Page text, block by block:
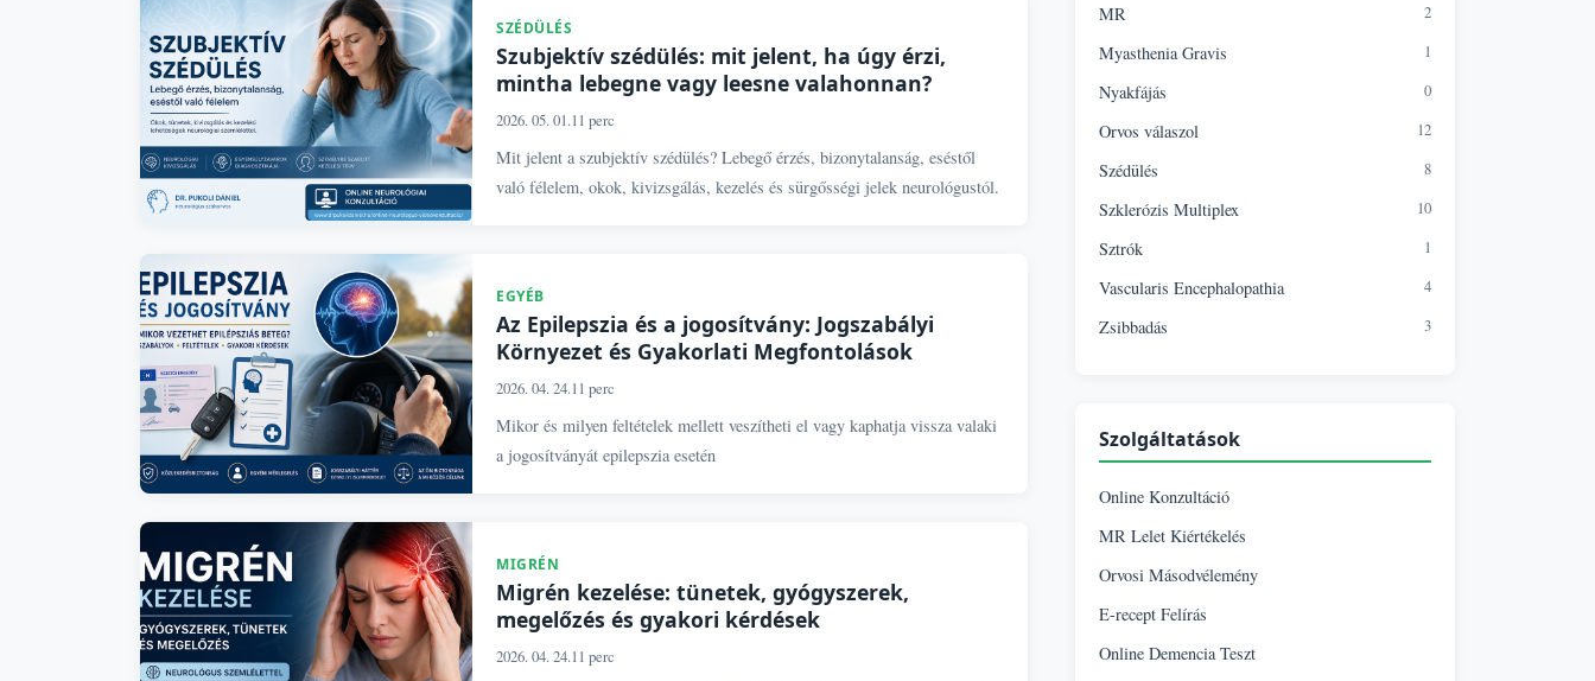
SZÉDÜLÉS
Szubjektív szédülés: mit jelent, ha úgy érzi,
mintha lebegne vagy leesne valahonnan?
2026. 05. 01.11 perc
Mit jelent a szubjektív szédülés? Lebegő érzés, bizonytalanság, eséstől
való félelem, okok, kivizsgálás, kezelés és sürgősségi jelek neurológustól.
EGYÉB
Az Epilepszia és a jogosítvány: Jogszabályi
Környezet és Gyakorlati Megfontolások
2026. 04. 24.11 perc
Mikor és milyen feltételek mellett veszítheti el vagy kaphatja vissza valaki
a jogosítványát epilepszia esetén
MIGRÉN
Migrén kezelése: tünetek, gyógyszerek,
megelőzés és gyakori kérdések
2026. 04. 24.11 perc
MR 2
Myasthenia Gravis 1
Nyakfájás 0
Orvos válaszol 12
Szédülés 8
Szklerózis Multiplex 10
Sztrók 1
Vascularis Encephalopathia 4
Zsibbadás 3
Szolgáltatások
Online Konzultáció
MR Lelet Kiértékelés
Orvosi Másodvélemény
E-recept Felírás
Online Demencia Teszt